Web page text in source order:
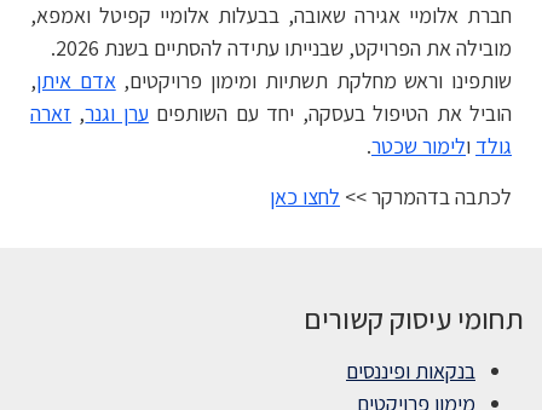
חברת אלומיי אגירה שאובה, בבעלות אלומיי קפיטל ואמפא,
מובילה את הפרויקט, שבנייתו עתידה להסתיים בשנת 2026.
שותפינו וראש מחלקת תשתיות ומימון פרויקטים,אדם איתן,
הוביל את הטיפול בעסקה, יחד עם השותפים ערן וגנר, זארה
גולד ולימור שכטר.
לכתבה בדהמרקר >> לחצו כאן
תחומי עיסוק קשורים
בנקאות ופיננסים
מימון פרויקטים